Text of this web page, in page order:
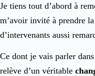
Je tiens tout d’abord à
m’avoir invité à prendre
d’intervenants aussi
Ce dont je vais parler
relève d’un véritable